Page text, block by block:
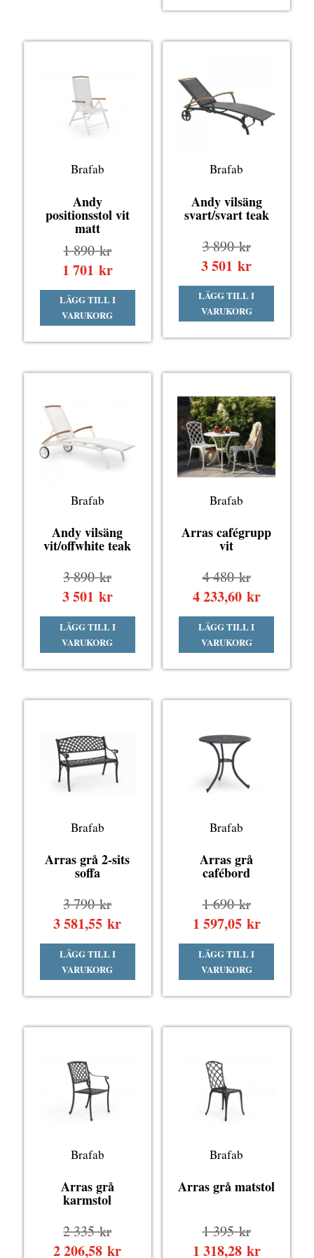
890 kr.
1
Brafab
Andy
positionsstol vit
matt
1 890krDet
ursprungliga
priset
var:
1
890 kr.
1 701 krDet
nuvarande
priset
är:
1
LÄGG TILL I
VARUKORG
Brafab
Andy vilsäng
svart/svart teak
3 890krDet
priset
var:
3
890 kr.
3 501 krDet
nuvarande
priset
är:
3
LÄGG TILL I
VARUKORG
Brafab
Andy vilsäng
vit/offwhite teak
3 890krDet
ursprungliga
priset
var:
3
890 kr.
3 501 krDet
nuvarande
priset
är:
3
LÄGG TILL I
VARUKORG
Brafab
Arras cafégrupp
vit
4 480krDet
priset
var:
4
480 kr.
4 233,60 krDet
är:
4
LÄGG TILL I
VARUKORG
Brafab
Arras grå 2-sits
soffa
3 790krDet
ursprungliga
priset
var:
3
790 kr.
3 581,55krDet
nuvarande
är:
3
LÄGG TILL I
VARUKORG
Brafab
Arras grå
cafébord
1 690krDet
priset
var:
1
690 kr.
1 597,05 krDet
är:
1
LÄGG TILL I
VARUKORG
Brafab
Arras grå
karmstol
2 335krDet
ursprungliga
2 206,58krDet
Brafab
Arras grå matstol
1 395krDet
1 318,28 krDet